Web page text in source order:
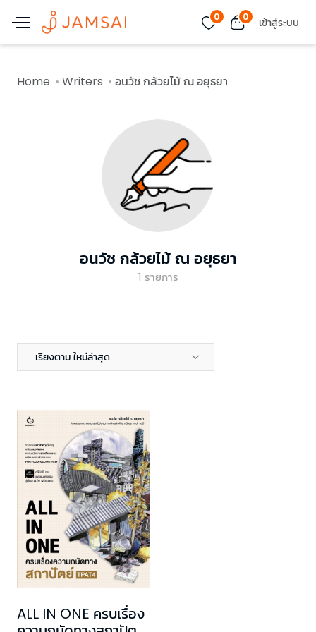
0 0 เข้าสู่ระบบ
Home Writers อนวัช กล้วยไม้ ณ อยุธยา
อนวัช กล้วยไม้ ณ อยุธยา
1 รายการ
เรียงตาม ใหม่ล่าสุด
ALL IN ONE ครบเรื่อง